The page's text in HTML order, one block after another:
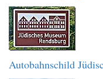
Autobahnschild